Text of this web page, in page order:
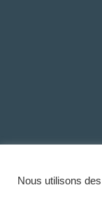
Nous utilisons